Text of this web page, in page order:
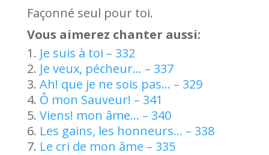
Façonné seul pour toi.
Vous aimerez chanter aussi:
Je suis à toi – 332
Je veux, pécheur… – 337
Ah! que je ne sois pas… – 329
Ô mon Sauveur! – 341
Viens! mon âme… – 340
Les gains, les honneurs… – 338
Le cri de mon âme – 335